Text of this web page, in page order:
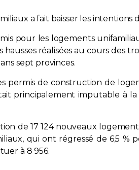
a fait baisser les intentions
pour les logements
réalisées au cours des
sept provinces.
permis de construction de
principalement imputable à
de 17 124 nouveaux
qui ont régressé de 6,5 %
à 8 956.